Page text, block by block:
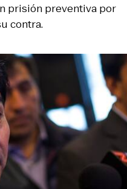
prisión preventiva por
contra.